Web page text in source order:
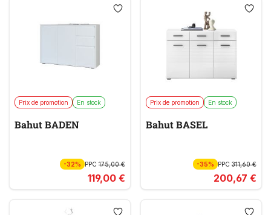
Prix de promotion En stock
Bahut BADEN
-32% PPC 175,00 €
119,00 €
Prix de promotion En stock
Bahut BASEL
-35% PPC311,60 €
200,67 €